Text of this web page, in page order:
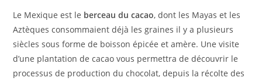
Le Mexique est le berceau du cacao, dont les Mayas et les
Aztèques consommaient déjà les graines il y a plusieurs
siècles sous forme de boisson épicée et amère. Une visite
d’une plantation de cacao vous permettra de découvrir le
processus de production du chocolat, depuis la récolte des